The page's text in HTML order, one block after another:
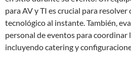
para AV y TI es crucial para
tecnológico al instante. También,
personal de eventos para coordinar
incluyendo catering y